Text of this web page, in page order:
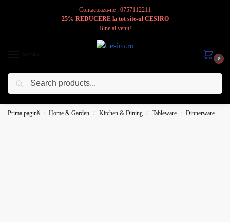
Contacteaza-ne : 0757112211
25% REDUCERE la tot site-ul CESIRO
Bine ai venit!
0
Cesiro
Prima pagină / Home & Garden / Kitchen & Dining / Tableware / Dinnerware